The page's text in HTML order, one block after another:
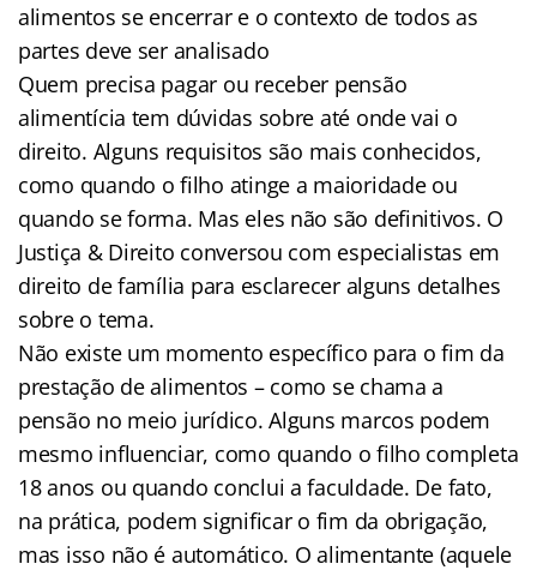
alimentos se encerrar e o contexto de todos as
partes deve ser analisado
Quem precisa pagar ou receber pensão
alimentícia tem dúvidas sobre até onde vai o
direito. Alguns requisitos são mais conhecidos,
como quando o filho atinge a maioridade ou
quando se forma. Mas eles não são definitivos. O
Justiça & Direito conversou com especialistas em
direito de família para esclarecer alguns detalhes
sobre o tema.
Não existe um momento específico para o fim da
prestação de alimentos – como se chama a
pensão no meio jurídico. Alguns marcos podem
mesmo influenciar, como quando o filho completa
18 anos ou quando conclui a faculdade. De fato,
na prática, podem significar o fim da obrigação,
mas isso não é automático. O alimentante (aquele